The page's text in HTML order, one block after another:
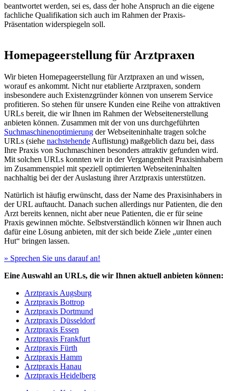
beantwortet werden, sei es, dass der hohe Anspruch an die eigene
fachliche Qualifikation sich auch im Rahmen der Praxis-
Präsentation widerspiegeln soll.
Homepageerstellung für Arztpraxen
Wir bieten Homepageerstellung für Arztpraxen an und wissen,
worauf es ankommt. Nicht nur etablierte Arztpraxen, sondern
insbesondere auch Existenzgründer können von unserem Service
profitieren. So stehen für unsere Kunden eine Reihe von attraktiven
URLs bereit, die wir Ihnen im Rahmen der Webseitenerstellung
anbieten können. Zusammen mit der von uns durchgeführten
Suchmaschinenoptimierung der Webseiteninhalte tragen solche
URLs (siehe nachstehende Auflistung) maßgeblich dazu bei, dass
Ihre Praxis von Suchmaschinen besonders attraktiv gefunden wird.
Mit solchen URLs konnten wir in der Vergangenheit Praxisinhabern
im Zusammenspiel mit speziell optimierten Webseiteninhalten
nachhaltig bei der der Auslastung ihrer Arztpraxis unterstützen.
Natürlich ist häufig erwünscht, dass der Name des Praxisinhabers in
der URL auftaucht. Danach suchen allerdings nur Patienten, die den
Arzt bereits kennen, nicht aber neue Patienten, die er für seine
Praxis gewinnen möchte. Selbstverständlich können wir Ihnen auch
dafür eine Lösung anbieten, mit der sich beide Ziele „unter einen
Hut“ bringen lassen.
» Sprechen Sie uns darauf an!
Eine Auswahl an URLs, die wir Ihnen aktuell anbieten können:
Arztpraxis Augsburg
Arztpraxis Bottrop
Arztpraxis Dortmund
Arztpraxis Düsseldorf
Arztpraxis Essen
Arztpraxis Frankfurt
Arztpraxis Fürth
Arztpraxis Hamm
Arztpraxis Hanau
Arztpraxis Heidelberg